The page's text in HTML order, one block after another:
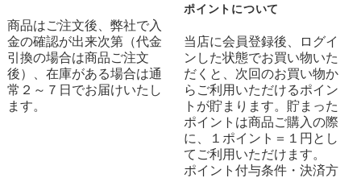
商品はご注文後、弊社で入
金の確認が出来次第（代金
引換の場合は商品ご注文
後）、在庫がある場合は通
常２～７日でお届けいたし
ます。
ポイントについて
当店に会員登録後、ログイ
ンした状態でお買い物いた
だくと、次回のお買い物か
らご利用いただけるポイン
トが貯まります。貯まった
ポイントは商品ご購入の際
に、１ポイント＝１円とし
てご利用いただけます。
ポイント付与条件・決済方